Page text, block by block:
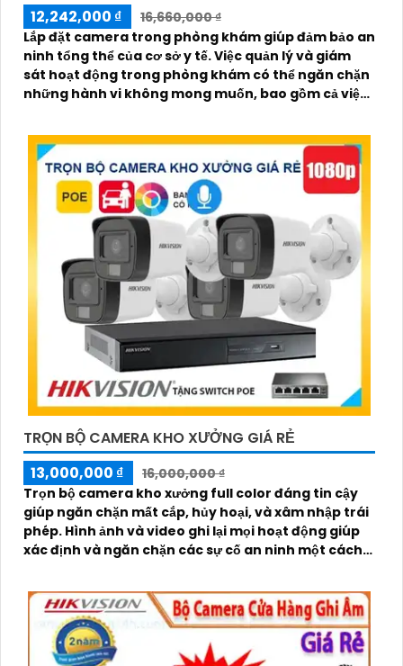
12,242,000 ₫
16,660,000 ₫
Lắp đặt camera trong phòng khám giúp đảm bảo an
ninh tổng thể của cơ sở y tế. Việc quản lý và giám
sát hoạt động trong phòng khám có thể ngăn chặn
những hành vi không mong muốn, bao gồm cả việc
ninh
TRỌN BỘ CAMERA KHO XƯỞNG GIÁ RẺ
13,000,000 ₫
16,000,000 ₫
Trọn bộ camera kho xưởng full color đáng tin cậy
giúp ngăn chặn mất cắp, hủy hoại, và xâm nhập trái
phép. Hình ảnh và video ghi lại mọi hoạt động giúp
xác định và ngăn chặn các sự cố an ninh một cách